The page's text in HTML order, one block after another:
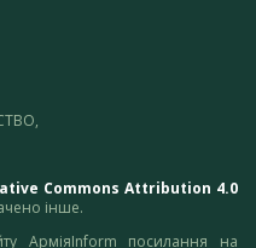
Commons Attribution 4.0
інше.
АрміяInform посилання на